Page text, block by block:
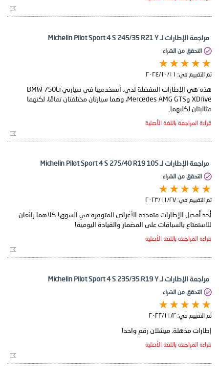
مراجعة الإطارات لـ Michelin Pilot Sport 4 S 245/35 R21 Y
التحقق من الشراء
تم التقييم في: ١١‏/١٠‏/٢٠٢٤
هذه هي الإطارات المفضلة لدي. أستخدمها في سيارتي BMW 750Li
XDrive وMercedes AMG GTS، وهما سيارتان مختلفتان تمامًا، لكنهما
مثاليتان لكليهما.
قراءة المراجعة باللغة الأصلية
مراجعة الإطارات لـ Michelin Pilot Sport 4 S 275/40 R19 105
التحقق من الشراء
تم التقييم في: ٢٧‏/١١‏/٢٠٢٣
أحد أفضل الإطارات متعددة الأغراض المتوفرة في السوق! كلاهما رائعان
للاستمتاع بالسباقات على المضمار والقيادة اليومية!
قراءة المراجعة باللغة الأصلية
مراجعة الإطارات لـ Michelin Pilot Sport 4 S 235/35 R19 Y
التحقق من الشراء
تم التقييم في: ٣‏/١١‏/٢٠٢٢
إطارات مذهلة. ميشلان رقم واحد!
قراءة المراجعة باللغة الأصلية